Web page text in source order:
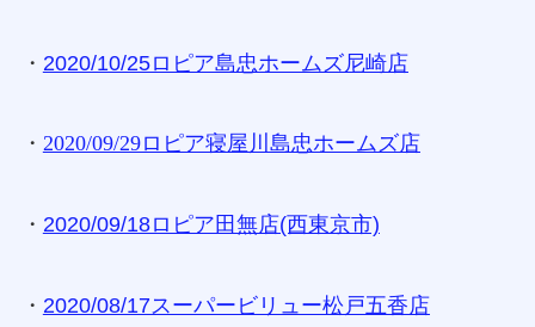
・ 2020/10/25ロピア島忠ホームズ尼崎店
・ 2020/09/29ロピア寝屋川島忠ホームズ店
・ 2020/09/18ロピア田無店(西東京市)
・ 2020/08/17スーパービリュー松戸五香店